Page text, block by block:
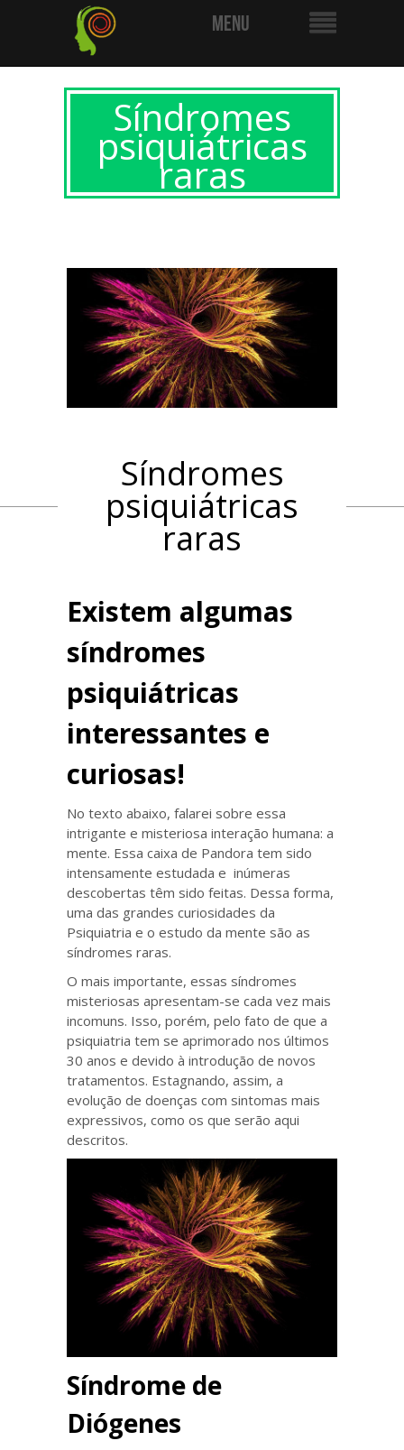
Síndromes
psiquiátricas
raras
Síndromes
psiquiátricas
raras
Existem algumas
síndromes
psiquiátricas
interessantes e
curiosas!
No texto abaixo, falarei sobre essa
intrigante e misteriosa interação humana: a
mente. Essa caixa de Pandora tem sido
intensamente estudada e inúmeras
descobertas têm sido feitas. Dessa forma,
uma das grandes curiosidades da
Psiquiatria e o estudo da mente são as
síndromes raras.
O mais importante, essas síndromes
misteriosas apresentam-se cada vez mais
incomuns. Isso, porém, pelo fato de que a
psiquiatria tem se aprimorado nos últimos
30 anos e devido à introdução de novos
tratamentos. Estagnando, assim, a
evolução de doenças com sintomas mais
expressivos, como os que serão aqui
descritos.
Síndrome de
Diógenes